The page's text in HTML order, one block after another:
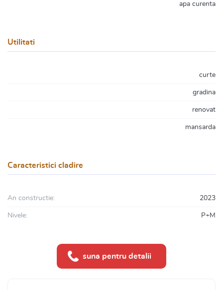
apa curenta
Utilitati
curte
gradina
renovat
mansarda
Caracteristici cladire
An constructie: 2023
Nivele: P+M
suna pentru detalii